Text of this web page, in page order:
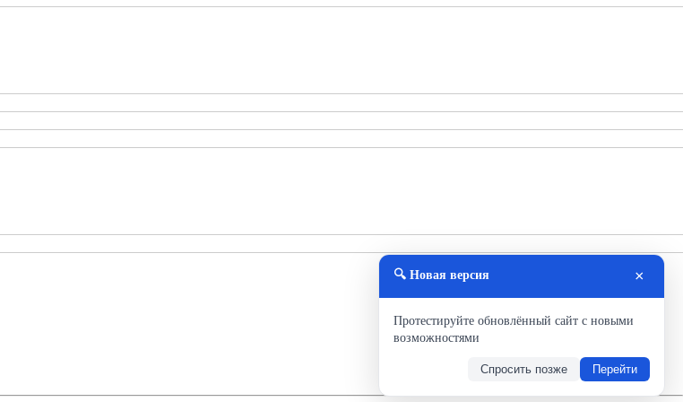
🔍 Новая версия ×
Протестируйте обновлённый сайт с новыми
возможностями
Спросить позже Перейти